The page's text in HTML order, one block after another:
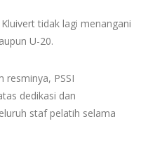
tidak lagi menangani
U-20.
resminya, PSSI
dedikasi dan
staf pelatih selama